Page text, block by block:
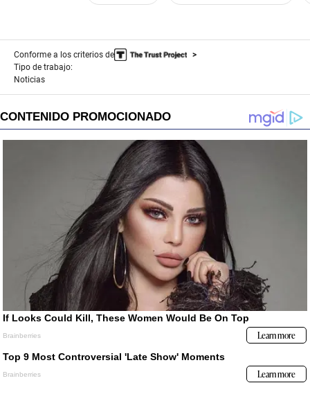
Conforme a los criterios de
Tipo de trabajo:
Noticias